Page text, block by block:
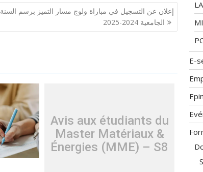
إعلان عن التسجيل في مباراة ولوج مسار التميز برسم السنة
الجامعية 2024-2025
Avis aux étudiants du
Master Matériaux &
Énergies (MME) – S8
MI
E-